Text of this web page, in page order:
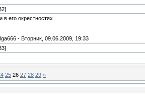
его окрестностях.
- Вторник, 09.06.2009, 19:33
25 26 27 28 29 »